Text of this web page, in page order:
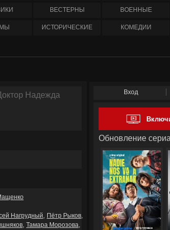
ВЕСТЕРНЫ ВОЕННЫЕ
ИСТОРИЧЕСКИЕ КОМЕДИИ
Надежда
Нагрудный
Пётр Рыков
Тамара Морозова
Вход
Обновление